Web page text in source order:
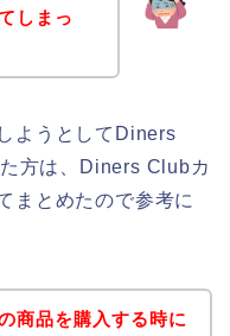
しまっ
ようとしてDiners
方は、Diners Clubカ
まとめたので参考に
商品を購入する時に